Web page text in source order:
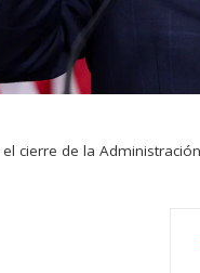
cierre de la